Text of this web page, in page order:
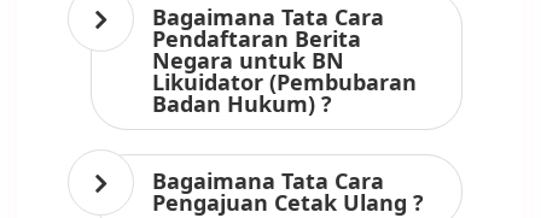
Bagaimana Tata Cara
Pendaftaran Berita
Negara untuk BN
Likuidator (Pembubaran
Badan Hukum) ?
Bagaimana Tata Cara
Pengajuan Cetak Ulang ?